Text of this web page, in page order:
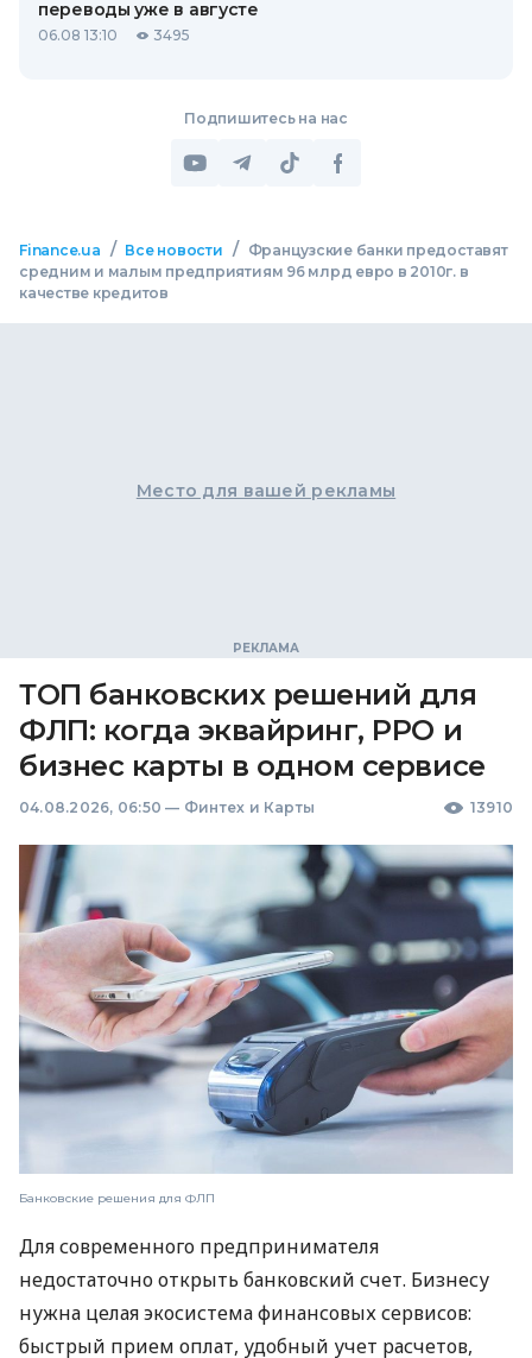
переводы уже в августе
06.08 13:10 3495
Подпишитесь на нас
Finance.ua / Все новости /
Французские банки предоставят
средним и малым предприятиям 96 млрд евро в 2010г. в
качестве кредитов
Место для вашей рекламы
ТОП банковских решений для
ФЛП: когда эквайринг, РРО и
бизнес карты в одном сервисе
04.08.2026, 06:50 — Финтех и Карты 13910
Банковские решения для ФЛП
Для современного предпринимателя
недостаточно открыть банковский счет. Бизнесу
нужна целая экосистема финансовых сервисов:
быстрый прием оплат, удобный учет расчетов,